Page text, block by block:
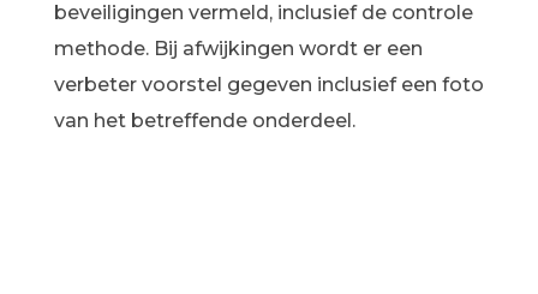
beveiligingen vermeld, inclusief de controle
methode. Bij afwijkingen wordt er een
verbeter voorstel gegeven inclusief een foto
van het betreffende onderdeel.